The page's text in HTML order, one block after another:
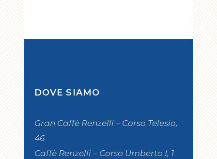
DOVE SIAMO
Gran Caffè Renzelli – Corso Telesio,
46
Caffè Renzelli – Corso Umberto I, 1